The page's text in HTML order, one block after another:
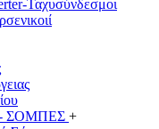
Ταχυσύνδεσμοι
ΣΟΜΠΕΣ +